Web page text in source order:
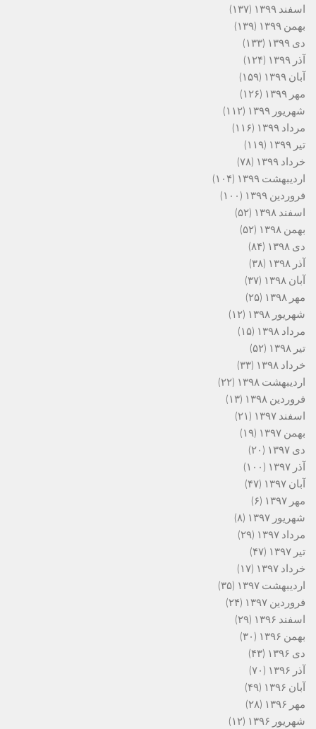
اسفند ۱۳۹۹
(۱۳۷)
بهمن ۱۳۹۹
(۱۳۹)
دی ۱۳۹۹
(۱۳۳)
آذر ۱۳۹۹
(۱۲۴)
آبان ۱۳۹۹
(۱۵۹)
مهر ۱۳۹۹
(۱۲۶)
شهریور ۱۳۹۹
(۱۱۲)
مرداد ۱۳۹۹
(۱۱۶)
تیر ۱۳۹۹
(۱۱۹)
خرداد ۱۳۹۹
(۷۸)
اردیبهشت ۱۳۹۹
(۱۰۴)
فروردین ۱۳۹۹
(۱۰۰)
اسفند ۱۳۹۸
(۵۲)
بهمن ۱۳۹۸
(۵۲)
دی ۱۳۹۸
(۸۴)
آذر ۱۳۹۸
(۳۸)
آبان ۱۳۹۸
(۳۷)
مهر ۱۳۹۸
(۲۵)
شهریور ۱۳۹۸
(۱۲)
مرداد ۱۳۹۸
(۱۵)
تیر ۱۳۹۸
(۵۲)
خرداد ۱۳۹۸
(۳۳)
اردیبهشت ۱۳۹۸
(۲۲)
فروردین ۱۳۹۸
(۱۳)
اسفند ۱۳۹۷
(۲۱)
بهمن ۱۳۹۷
(۱۹)
دی ۱۳۹۷
(۲۰)
آذر ۱۳۹۷
(۱۰۰)
آبان ۱۳۹۷
(۴۷)
مهر ۱۳۹۷
(۶)
شهریور ۱۳۹۷
(۸)
مرداد ۱۳۹۷
(۲۹)
تیر ۱۳۹۷
(۴۷)
خرداد ۱۳۹۷
(۱۷)
اردیبهشت ۱۳۹۷
(۳۵)
فروردین ۱۳۹۷
(۲۴)
اسفند ۱۳۹۶
(۲۹)
بهمن ۱۳۹۶
(۳۰)
دی ۱۳۹۶
(۴۳)
آذر ۱۳۹۶
(۷۰)
آبان ۱۳۹۶
(۴۹)
مهر ۱۳۹۶
(۲۸)
شهریور ۱۳۹۶
(۱۲)